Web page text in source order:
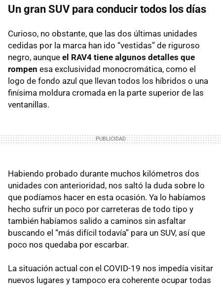
Un gran SUV para conducir todos los días
Curioso, no obstante, que las dos últimas unidades
cedidas por la marca han ido “vestidas” de riguroso
negro, aunque el RAV4 tiene algunos detalles que
rompen esa exclusividad monocromática, como el
logo de fondo azul que llevan todos los híbridos o una
finísima moldura cromada en la parte superior de las
ventanillas.
Habiendo probado durante muchos kilómetros dos
unidades con anterioridad, nos saltó la duda sobre lo
que podíamos hacer en esta ocasión. Ya lo habíamos
hecho sufrir un poco por carreteras de todo tipo y
también habíamos salido a caminos sin asfaltar
buscando el “más difícil todavía” para un SUV, así que
poco nos quedaba por escarbar.
La situación actual con el COVID-19 nos impedía visitar
nuevos lugares y tampoco era coherente ocupar todas